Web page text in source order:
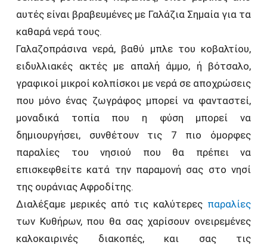
αυτές είναι βραβευμένες με Γαλάζια Σημαία για τα
καθαρά νερά τους.
Γαλαζοπράσινα νερά, βαθύ μπλε του κοβαλτίου,
ειδυλλιακές ακτές με απαλή άμμο, ή βότσαλο,
γραφικοί μικροί κολπίσκοι με νερά σε αποχρώσεις
που μόνο ένας ζωγράφος μπορεί να φανταστεί,
μοναδικά τοπία που η φύση μπορεί να
δημιουργήσει, συνθέτουν τις 7 πιο όμορφες
παραλίες του νησιού που θα πρέπει να
επισκεφθείτε κατά την παραμονή σας στο νησί
της ουράνιας Αφροδίτης.
Διαλέξαμε μερικές από τις καλύτερες παραλίες
των Κυθήρων, που θα σας χαρίσουν ονειρεμένες
καλοκαιρινές διακοπές, και σας τις